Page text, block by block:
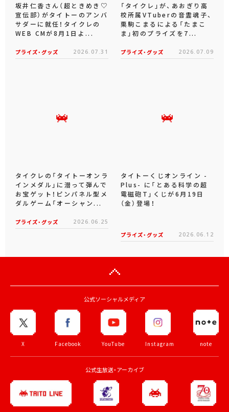
坂井仁香さん（超ときめき♡
宣伝部）がタイトーのアンバ
サダーに就任！タイクレの
WEB CMが8月1日よ...
プライズ・グッズ 2026.07.31
「タイクレ」が、あおぎり高
校所属VTuberの音霊魂子、
栗駒こまるによる「たまこ
ま」初のプライズを7...
プライズ・グッズ 2026.07.09
タイクレの「タイトーオンラ
インメダル」に潜って弾んで
お宝ゲット！ピンパネル型メ
ダルゲーム「オーシャン...
プライズ・グッズ 2026.06.25
タイトーくじオンライン -
Plus- に「とある科学の超
電磁砲T」くじが6月19日
（金）登場！
プライズ・グッズ 2026.06.12
公式ソーシャルメディア
X Facebook YouTube Instagram note
公式生放送・アーカイブ